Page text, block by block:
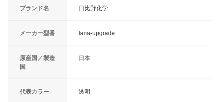
ブランド名 日比野化学
メーカー型番 tana-upgrade
原産国／製造
国
日本
代表カラー 透明